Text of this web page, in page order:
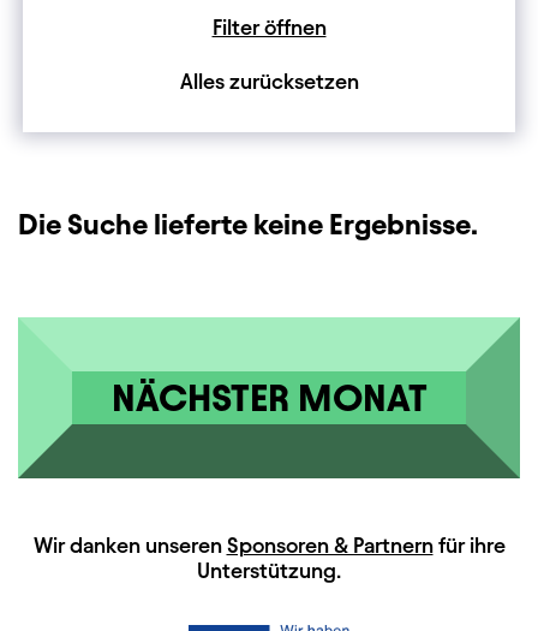
Filter öffnen
Alles zurücksetzen
Die Suche lieferte keine Ergebnisse.
NÄCHSTER MONAT
HAUPTSPONSOREN
Wir danken unseren Sponsoren & Partnernfür ihre
Unterstützung.